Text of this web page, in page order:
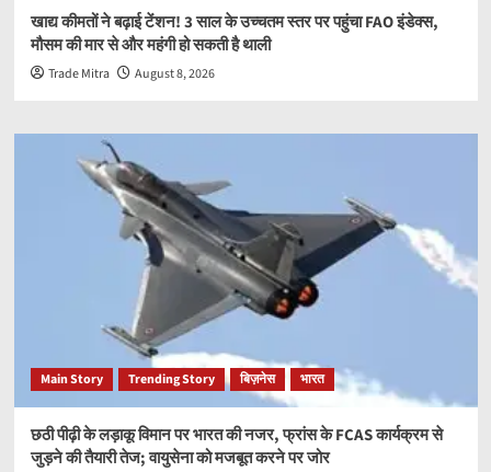
खाद्य कीमतों ने बढ़ाई टेंशन! 3 साल के उच्चतम स्तर पर पहुंचा FAO इंडेक्स,
मौसम की मार से और महंगी हो सकती है थाली
Trade Mitra August 8, 2026
Main Story Trending Story बिज़नेस भारत
छठी पीढ़ी के लड़ाकू विमान पर भारत की नजर, फ्रांस के FCAS कार्यक्रम से
जुड़ने की तैयारी तेज; वायुसेना को मजबूत करने पर जोर